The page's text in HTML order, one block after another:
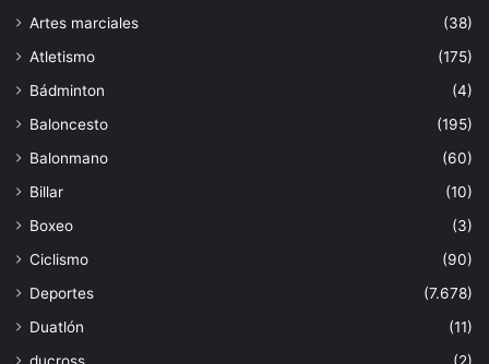
Artes marciales
(38)
Atletismo
(175)
Bádminton
(4)
Baloncesto
(195)
Balonmano
(60)
Billar
(10)
Boxeo
(3)
Ciclismo
(90)
Deportes
(7.678)
Duatlón
(11)